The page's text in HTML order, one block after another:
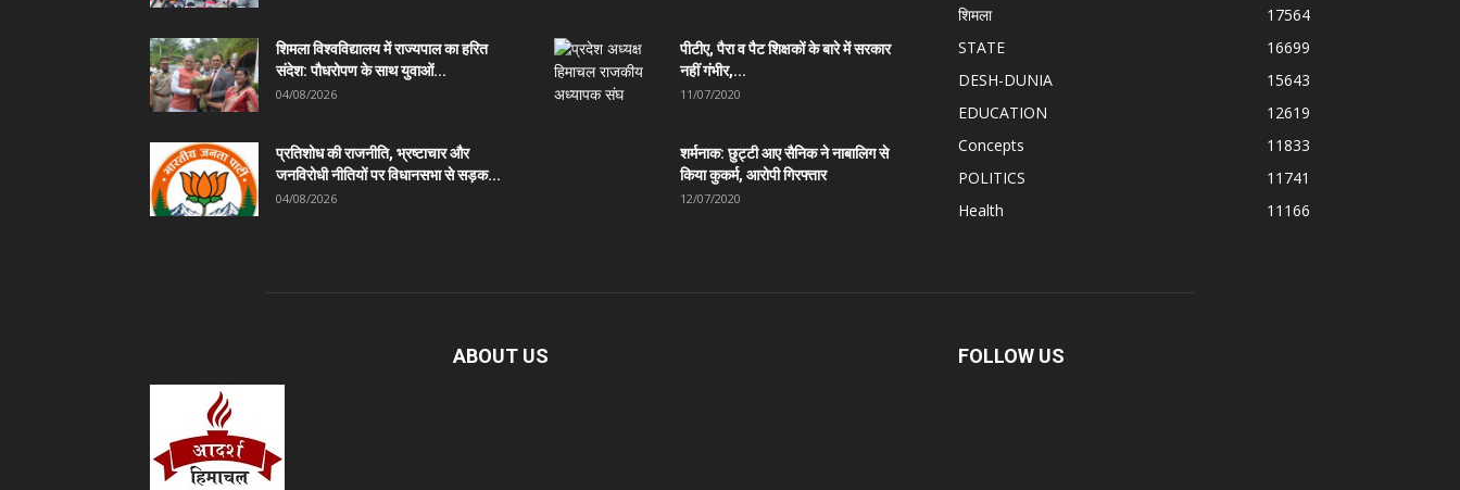
शिमला विश्वविद्यालय में राज्यपाल का हरित
संदेश: पौधरोपण के साथ युवाओं...
04/08/2026
प्रतिशोध की राजनीति, भ्रष्टाचार और
जनविरोधी नीतियों पर विधानसभा से सड़क...
04/08/2026
पीटीए, पैरा व पैट शिक्षकों के बारे में सरकार
नहीं गंभीर,...
11/07/2020
शर्मनाक: छुट्टी आए सैनिक ने नाबालिग से
किया कुकर्म, आरोपी गिरफ्तार
12/07/2020
शिमला
17564
STATE
16699
DESH-DUNIA
15643
EDUCATION
12619
Concepts
11833
POLITICS
11741
Health
11166
ABOUT US FOLLOW US